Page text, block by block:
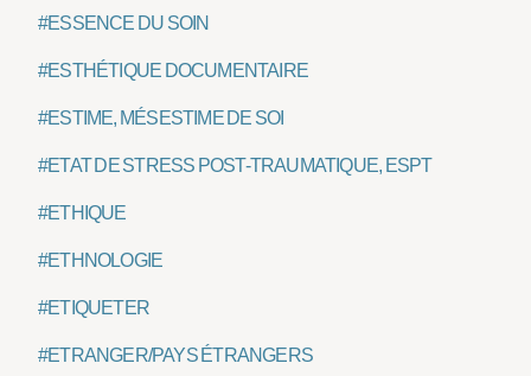
#ESSENCE DU SOIN
#ESTHÉTIQUE DOCUMENTAIRE
#ESTIME, MÉSESTIME DE SOI
#ETAT DE STRESS POST-TRAUMATIQUE, ESPT
#ETHIQUE
#ETHNOLOGIE
#ETIQUETER
#ETRANGER/PAYS ÉTRANGERS